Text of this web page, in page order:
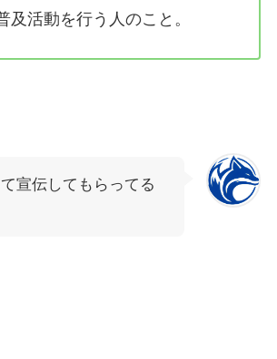
及活動を行う人のこと。
宣伝してもらってる